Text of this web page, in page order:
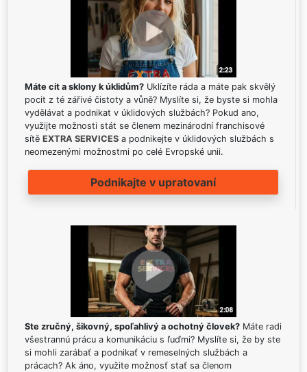
Máte cit a sklony k úklidům? Uklízíte ráda a máte pak skvělý
pocit z té zářivé čistoty a vůně? Myslíte si, že byste si mohla
vydělávat a podnikat v úklidových službách? Pokud ano,
využijte možnosti stát se členem mezinárodní franchisové
sítě EXTRA SERVICES a podnikejte v úklidových službách s
neomezenými možnostmi po celé Evropské unii.
Podnikajte v upratovaní
Ste zručný, šikovný, spoľahlivý a ochotný človek? Máte radi
všestrannú prácu a komunikáciu s ľuďmi? Myslíte si, že by ste
si mohli zarábať a podnikať v remeselných službách a
prácach? Ak áno, využite možnosť stať sa členom